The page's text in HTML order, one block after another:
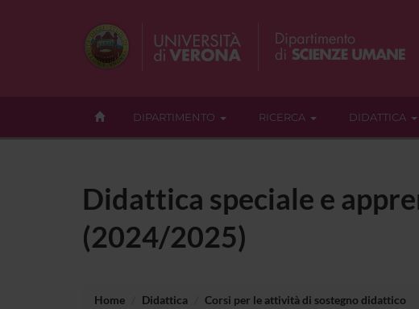
DIPARTIMENTO RICERCA DIDATTICA
Didattica speciale e
(2024/2025)
Home Didattica
Corsi per le attività di sostegno didattico